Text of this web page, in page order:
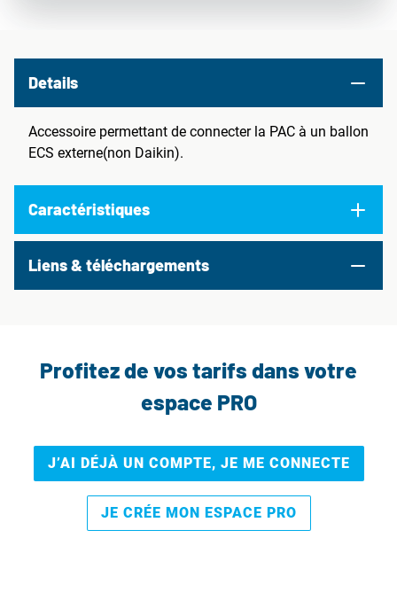
Details
Accessoire permettant de connecter la PAC à un ballon
ECS externe(non Daikin).
Caractéristiques
Liens & téléchargements
Profitez de vos tarifs dans votre
espace PRO
J’AI DÉJÀ UN COMPTE, JE ME CONNECTE
JE CRÉE MON ESPACE PRO